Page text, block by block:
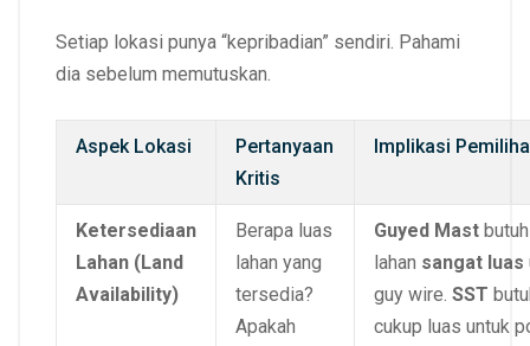
Setiap lokasi punya “kepribadian” sendiri. Pahami
dia sebelum memutuskan.
Aspek Lokasi
Pertanyaan
Kritis
Implikasi
Ketersediaan
Lahan (Land
Availability)
Berapa luas
lahan yang
tersedia?
Apakah
Guyed Mast butuh
lahan sangat luas
guy wire. SST
cukup luas untuk